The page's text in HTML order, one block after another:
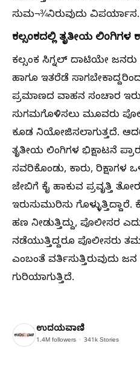
ಸುಮ¬¾ನಿರುವುದು ವಿಪರ್ಯಾಸ.
ಕಲ್ಸಂಕದಲ್ಲಿ ತೃತೀಯ ಲಿಂಗಿಗಳ
ಕಲ್ಸಂಕ ಸಿಗ್ನಲ್‌ ದಾಟಿಯೇ ಜನರು
ಹಾಗೂ ಇತರೆಡೆ
ಪ್ರಮಾಣದ ವಾಹನ ಸಂಚಾರ
ಸುಗಮಗೊಳಿಸಲು ಮೂವರು
ಕೂಡ ನಿಯೋಜಿಸಲಾಗುತ್ತದೆ.
ತೃತೀಯ ಲಿಂಗಿಗಳ ಭಿಕ್ಷಾಟನೆ
ಸವರಿಕೊಂಡು, ಕಾರು, ರಿಕ್ಷಾಗಳ
ಜೇಬಿಗೆ ಕೈ ಹಾಕುವ ಪ್ರವೃತ್ತಿ
ಇರುಸುಮುರಿಸು
ಹಣ ನೀಡುತ್ತಿದ್ದು, ಪೊಲೀಸರ
ನಡೆಯುತ್ತಿದ್ದರೂ ಪೊಲೀಸರು
ಎಂಬಂತೆ ವರ್ತಿಸುತ್ತಿರುವುದು
ಗುರಿಯಾಗುತ್ತಿದೆ.
ಉದಯವಾಣಿ
1.4M followers 341k Stories